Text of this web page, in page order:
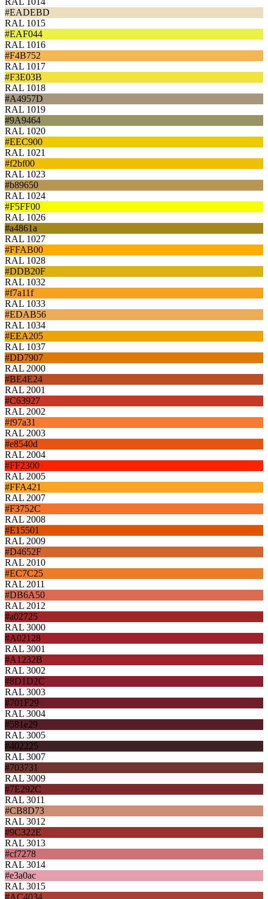
#EADEBD
RAL 1015
#EAF044
RAL 1016
#F4B752
RAL 1017
#F3E03B
RAL 1018
#A4957D
RAL 1019
#9A9464
RAL 1020
#EEC900
RAL 1021
#f2bf00
RAL 1023
#b89650
RAL 1024
#F5FF00
RAL 1026
#a4861a
RAL 1027
#FFAB00
RAL 1028
#DDB20F
RAL 1032
#f7a11f
RAL 1033
#EDAB56
RAL 1034
#EEA205
RAL 1037
#DD7907
RAL 2000
#BE4E24
RAL 2001
#C63927
RAL 2002
#f97a31
RAL 2003
#e8540d
RAL 2004
#FF2300
RAL 2005
#FFA421
RAL 2007
#F3752C
RAL 2008
#E15501
RAL 2009
#D4652F
RAL 2010
#EC7C25
RAL 2011
#DB6A50
RAL 2012
#a02725
RAL 3000
#A02128
RAL 3001
#A1232B
RAL 3002
#8D1D2C
RAL 3003
#701F29
RAL 3004
#581e29
RAL 3005
#402225
RAL 3007
#703731
RAL 3009
#7E292C
RAL 3011
#CB8D73
RAL 3012
#9C322E
RAL 3013
#cf7278
RAL 3014
#e3a0ac
RAL 3015
#AC4034